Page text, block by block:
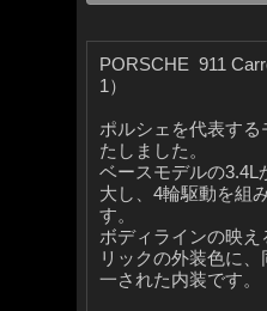
PORSCHE 911
1）
ポルシェを代表す
たしました。
ベースモデルの3.4L
大し、4輪駆動を組
す。
ボディラインの映
リックの外装色に
一された内装です。